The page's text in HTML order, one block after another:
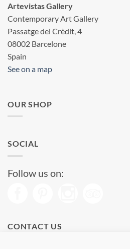
Artevistas Gallery
Contemporary Art Gallery
Passatge del Crèdit, 4
08002 Barcelone
Spain
See on a map
OUR SHOP
SOCIAL
Follow us on:
CONTACT US